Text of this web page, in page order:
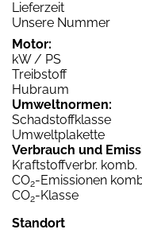
Lieferzeit
Unsere Nummer
Motor:
kW / PS
Treibstoff
Hubraum
Umweltnormen:
Schadstoffklasse
Umweltplakette
Verbrauch und
Kraftstoffverbr. komb.
CO2-Emissionen
CO2-Klasse
Standort